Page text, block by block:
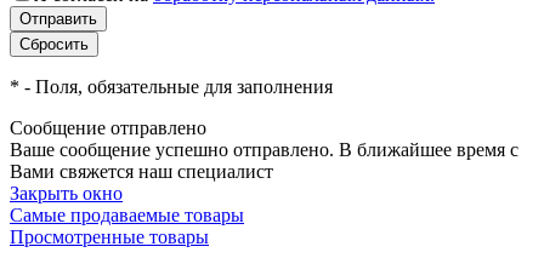
* - Поля, обязательные для заполнения
Сообщение отправлено
Ваше сообщение успешно отправлено. В ближайшее время с
Вами свяжется наш специалист
Закрыть окно
Самые продаваемые товары
Просмотренные товары